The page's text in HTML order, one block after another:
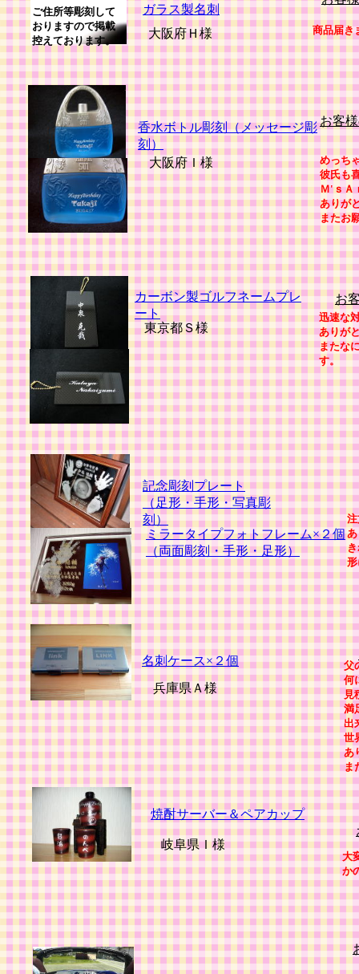
名刺ケース×２個
兵庫県Ａ様
記念彫刻プレート
（足形・手形・写真彫
刻）
お客
焼酎サーバー＆ペアカップ
父
何
見
満
出
世
あ
ま
ミラータイプフォトフレーム×２個
（両面彫刻・手形・足形）
香水ボトル彫刻（メッセージ彫
刻）
迅速な
ありが
またな
す。
岐阜県Ｉ様
大
か
お
東京都Ｓ様
めっち
彼氏も
Ｍ'ｓＡ
ありが
またお
大阪府Ｉ様
カーボン製ゴルフネームプレ
ート
商品届き
ガラス製名刺
ご住所等彫刻して
おりますので掲載
控えております。
大阪府Ｈ様